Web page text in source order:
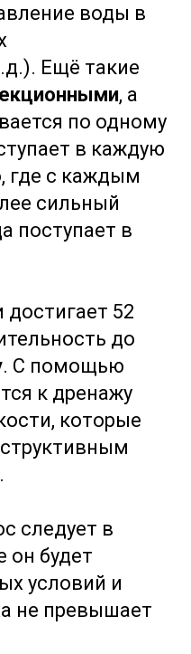
воды в
Ещё такие
, а
по одному
в каждую
где с каждым
сильный
поступает в
52
до
. С помощью
к дренажу
которые
следует в
он будет
условий и
не превышает